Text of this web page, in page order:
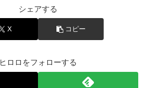
シェアする
X コピー
ヒロロをフォローする